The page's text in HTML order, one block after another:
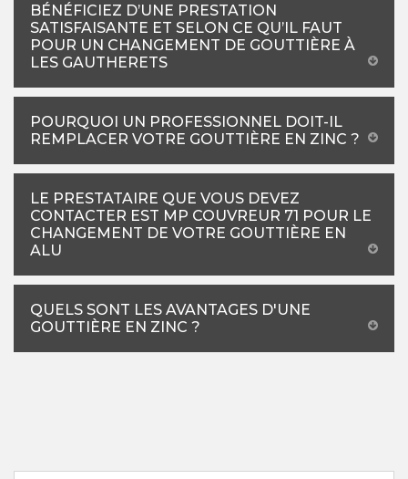
BÉNÉFICIEZ D’UNE PRESTATION
SATISFAISANTE ET SELON CE QU’IL FAUT
POUR UN CHANGEMENT DE GOUTTIÈRE À
LES GAUTHERETS
POURQUOI UN PROFESSIONNEL DOIT-IL
REMPLACER VOTRE GOUTTIÈRE EN ZINC ?
LE PRESTATAIRE QUE VOUS DEVEZ
CONTACTER EST MP COUVREUR 71 POUR LE
CHANGEMENT DE VOTRE GOUTTIÈRE EN
ALU
QUELS SONT LES AVANTAGES D'UNE
GOUTTIÈRE EN ZINC ?